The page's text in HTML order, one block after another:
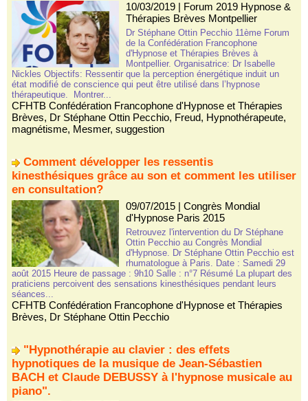
10/03/2019| Forum 2019 Hypnose &
Thérapies Brèves Montpellier
Dr Stéphane Ottin Pecchio 11ème Forum
de la Confédération Francophone
d'Hypnose et Thérapies Brèves à
Montpellier. Organisatrice: Dr Isabelle
Nickles Objectifs: Ressentir que la perception énergétique induit un
état modifié de conscience qui peut être utilisé dans l’hypnose
thérapeutique. Montrer...
CFHTB Confédération Francophone d'Hypnose et Thérapies
Brèves, Dr Stéphane Ottin Pecchio, Freud, Hypnothérapeute,
magnétisme, Mesmer, suggestion
Comment développer les ressentis
kinesthésiques grâce au son et comment les utiliser
en consultation?
09/07/2015| Congrès Mondial
d'Hypnose Paris 2015
Retrouvez l'intervention du Dr Stéphane
Ottin Pecchio au Congrès Mondial
d'Hypnose. Dr Stéphane Ottin Pecchio est
rhumatologue à Paris. Date : Samedi 29
août 2015 Heure de passage : 9h10 Salle : n°7 Résumé La plupart des
praticiens percoivent des sensations kinesthésiques pendant leurs
séances...
CFHTB Confédération Francophone d'Hypnose et Thérapies
Brèves, Dr Stéphane Ottin Pecchio
"Hypnothérapie au clavier : des effets
hypnotiques de la musique de Jean-Sébastien
BACH et Claude DEBUSSY à l'hypnose musicale au
piano".